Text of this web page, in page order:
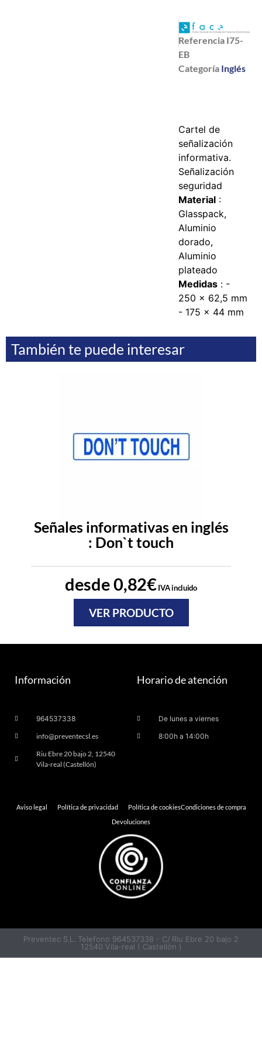
Referencia I75-
EB
Categoría Inglés
Cartel de
señalización
informativa.
Señalización
seguridad
Material :
Glasspack,
Aluminio
dorado,
Aluminio
plateado
Medidas : -
250 x 62,5 mm
- 175 x 44 mm
También te puede interesar
Señales informativas en inglés
: Don`t touch
desde0,82€IVA incluido
VER PRODUCTO
Información
964537338
info@preventecsl.es
Riu Ebre 20 bajo 2, 12540
Vila-real (Castellón)
Horario de atención
De lunes a viernes
8:00h a 14:00h
Aviso legal Política de privacidad Política de cookiesCondiciones de compra
Devoluciones
Preventec S.L. Telefono 964537338 - C/ Riu Ebre 20 bajo 2
12540 Vila-real ( Castellón )